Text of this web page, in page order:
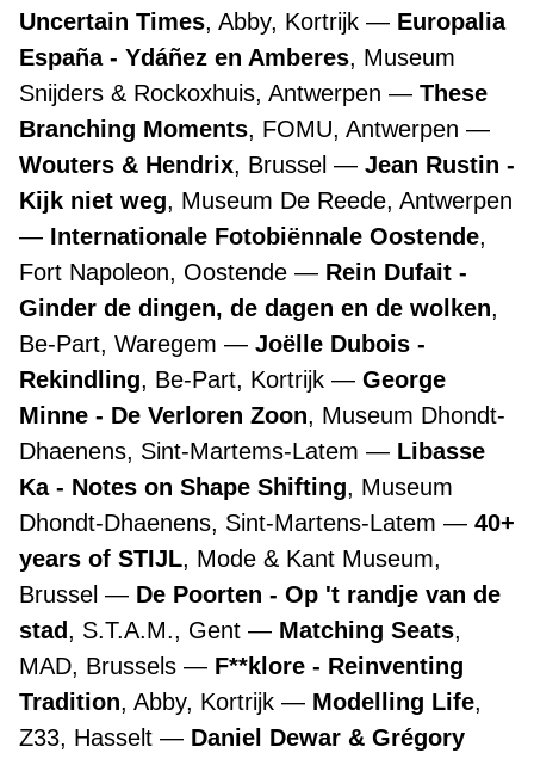
Uncertain Times, Abby, Kortrijk
Europalia
España - Ydáñez en Amberes, Museum
Snijders & Rockoxhuis, Antwerpen
These
Branching Moments, FOMU, Antwerpen
Wouters & Hendrix, Brussel
Jean Rustin -
Kijk niet weg, Museum De Reede, Antwerpen
Internationale Fotobiënnale Oostende,
Fort Napoleon, Oostende
Rein Dufait -
Ginder de dingen, de dagen en de wolken,
Be-Part, Waregem
Joëlle Dubois -
Rekindling, Be-Part, Kortrijk
George
Minne - De Verloren Zoon, Museum Dhondt-
Dhaenens, Sint-Martems-Latem
Libasse
Ka - Notes on Shape Shifting, Museum
Dhondt-Dhaenens, Sint-Martens-Latem
40+
years of STIJL, Mode & Kant Museum,
Brussel
De Poorten - Op 't randje van de
stad, S.T.A.M., Gent Matching Seats,
MAD, Brussels
F**klore - Reinventing
Tradition, Abby, Kortrijk Modelling Life,
Z33, Hasselt
Daniel Dewar & Grégory